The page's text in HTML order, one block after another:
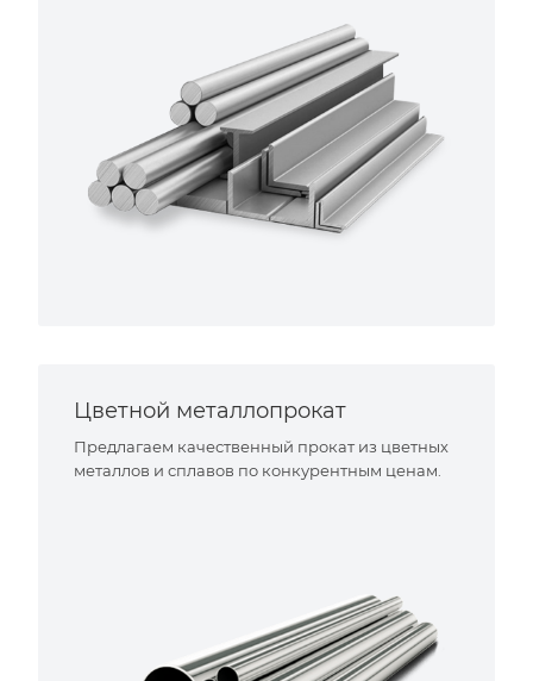
Цветной металлопрокат
Предлагаем качественный прокат из цветных
металлов и сплавов по конкурентным ценам.